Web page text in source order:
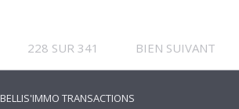
228 SUR 341 BIEN SUIVANT
BELLIS'IMMO TRANSACTIONS